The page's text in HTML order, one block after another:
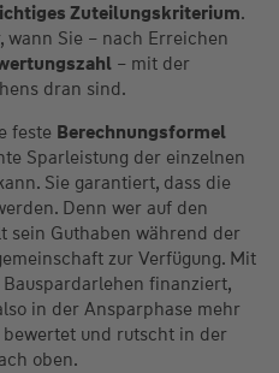
Zuteilungskriterium.
wann Sie – nach Erreichen
– mit der
dran sind.
feste Berechnungsformel
Sparleistung der einzelnen
Sie garantiert, dass die
Denn wer auf den
sein Guthaben während der
zur Verfügung. Mit
finanziert,
in der Ansparphase mehr
und rutscht in der
oben.